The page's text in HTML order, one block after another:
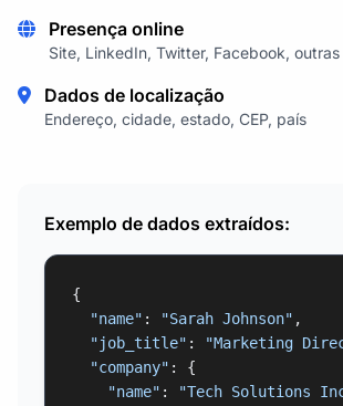
Presença online
Site, LinkedIn, Twitter, Facebook,
Dados de localização
Endereço, cidade, estado, CEP, país
Exemplo de dados extraídos:
{
"name" : "Sarah Johnson" ,
"job_title" : "Marketing
"company" : {
"name" : "Tech Solutions